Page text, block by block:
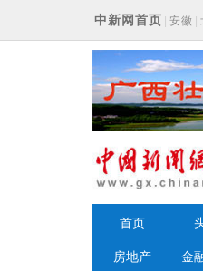
中新网首页 安徽
首页
房地产 金